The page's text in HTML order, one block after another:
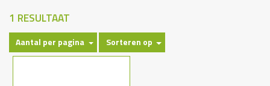
1 RESULTAAT
Aantal per pagina Sorteren op